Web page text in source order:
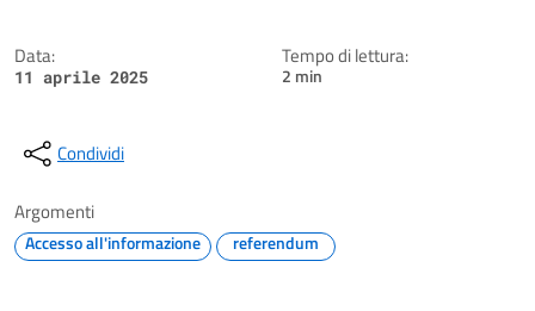
Data:
11 aprile 2025
Tempo di lettura:
2 min
Condividi
Argomenti
Accesso all'informazione referendum